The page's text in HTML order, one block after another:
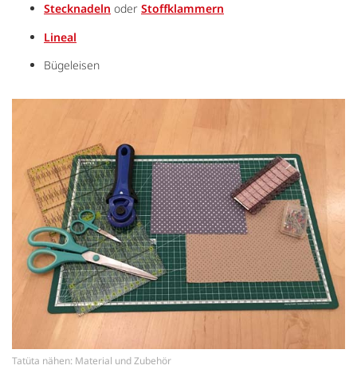
Stecknadeln oder Stoffklammern
Lineal
Bügeleisen
Tatüta nähen: Material und Zubehör